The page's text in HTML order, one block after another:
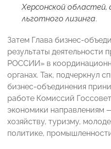
Херсонской
льготного лизинга.
Затем Глава бизнес-
результаты
РОССИИ» в
органах. Так, подчеркнул
бизнес-объединения
работе Комиссий
экономики направлениям
хозяйству, туризму,
политике,